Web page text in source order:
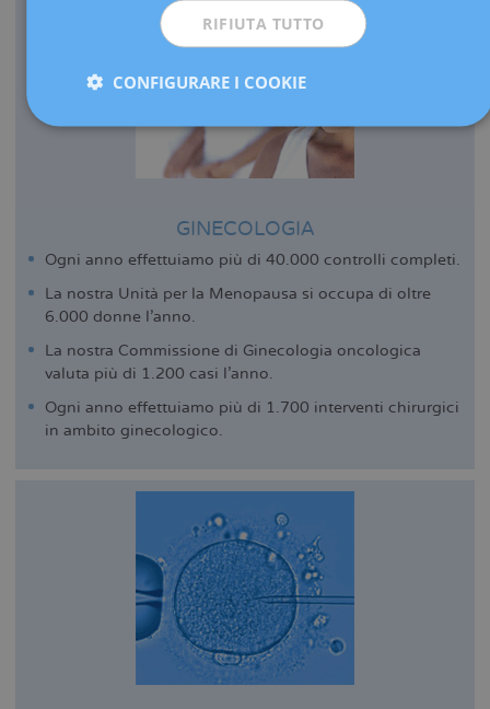
GINECOLOGIA
Ogni anno effettuiamo più di 40.000 controlli completi.
La nostra Unità per la Menopausa si occupa di oltre
6.000 donne l’anno.
La nostra Commissione di Ginecologia oncologica
valuta più di 1.200 casi l’anno.
Ogni anno effettuiamo più di 1.700 interventi chirurgici
in ambito ginecologico.
RIFIUTA TUTTO
CONFIGURARE I COOKIE